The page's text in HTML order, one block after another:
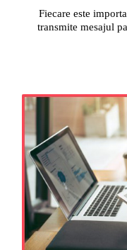
Fiecare este
transmite mesajul